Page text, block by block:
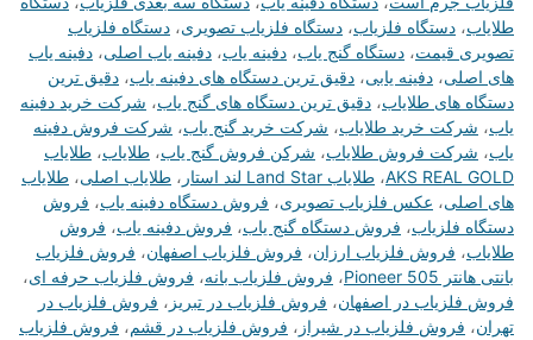
طلایاب، دستگاه فلزیاب، دستگاه فلزیاب تصویری، دستگاه فلزیاب
تصویری قیمت، دستگاه گنج یاب، دفینه یاب، دفینه یاب اصلی، دفینه یاب
های اصلی، دفینه یابی، دقیق ترین دستگاه های دفینه یاب، دقیق ترین
دستگاه های طلایاب، دقیق ترین دستگاه های گنج یاب، شرکت خرید دفینه
یاب، شرکت خرید طلایاب، شرکت خرید گنج یاب، شرکت فروش دفینه
یاب، شرکت فروش طلایاب، شرکن فروش گنج یاب، طلایاب، طلایاب
AKS REAL GOLD، طلایاب Land Star لند استار ، طلایاب اصلی، طلایاب
های اصلی، عکس فلزیاب تصویری، فروش دستگاه دفینه یاب، فروش
دستگاه فلزیاب، فروش دستگاه گنج یاب، فروش دفینه یاب، فروش
طلایاب، فروش فلزیاب ارزان، فروش فلزیاب اصفهان، فروش فلزیاب
بانتی هانتر Pioneer 505
، فروش فلزیاب بانه، فروش فلزیاب حرفه ای،
فروش فلزیاب در اصفهان، فروش فلزیاب در تبریز ، فروش فلزیاب در
تهران، فروش فلزیاب در شیراز ، فروش فلزیاب در قشم، فروش فلزیاب